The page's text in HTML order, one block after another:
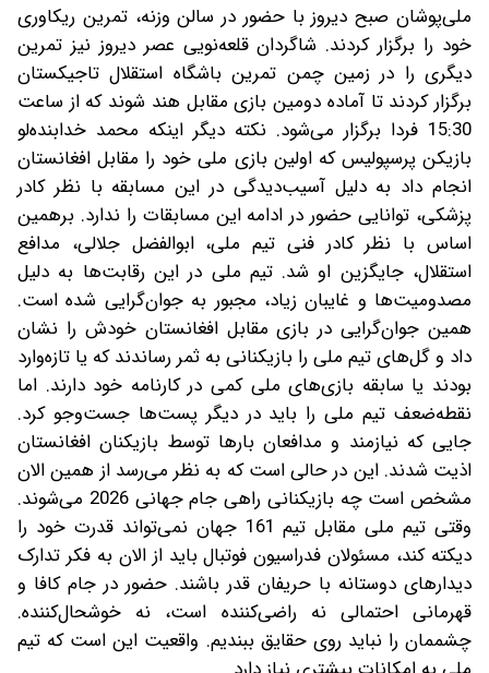
ملی‌پوشان صبح دیروز با حضور در سالن وزنه، تمرین ریکاوری
خود را برگزار کردند. شاگردان قلعه‌نویی عصر دیروز نیز تمرین
دیگری را در زمین چمن تمرین باشگاه استقلال تاجیکستان
برگزار کردند تا آماده دومین بازی مقابل هند شوند که از ساعت
15:30 فردا برگزار می‌شود. نکته دیگر اینکه محمد خدابنده‌لو
بازیکن پرسپولیس که اولین بازی ملی خود را مقابل افغانستان
انجام داد به دلیل آسیب‌دیدگی در این مسابقه با نظر کادر
پزشکی، توانایی حضور در ادامه این مسابقات را ندارد. برهمین
اساس با نظر کادر فنی تیم ملی، ابوالفضل جلالی، مدافع
استقلال، جایگزین او شد. تیم ملی در این رقابت‌ها به دلیل
مصدومیت‌ها و غایبان زیاد، مجبور به جوان‌گرایی شده است.
همین جوان‌گرایی در بازی مقابل افغانستان خودش را نشان
داد و گل‌های تیم ملی را بازیکنانی به ثمر رساندند که یا تازه‌وارد
بودند یا سابقه بازی‌های ملی کمی در کارنامه خود دارند. اما
نقطه‌ضعف تیم ملی را باید در دیگر پست‌ها جست‌وجو کرد.
جایی که نیازمند و مدافعان بارها توسط بازیکنان افغانستان
اذیت شدند. این در حالی است که به نظر می‌رسد از همین الان
مشخص است چه بازیکنانی راهی جام جهانی 2026 می‌شوند.
وقتی تیم ملی مقابل تیم 161 جهان نمی‌تواند قدرت خود را
دیکته کند، مسئولان فدراسیون فوتبال باید از الان به فکر تدارک
دیدارهای دوستانه با حریفان قدر باشند. حضور در جام کافا و
قهرمانی احتمالی نه راضی‌کننده است، نه خوشحال‌کننده.
چشممان را نباید روی حقایق ببندیم. واقعیت این است که تیم